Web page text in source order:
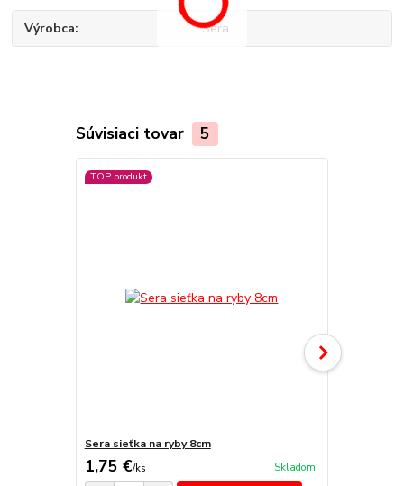
Výrobca Sera
Súvisiaci tovar 5
TOP produkt
Sera sieťka na ryby 8cm
1,75 €/ks Skladom